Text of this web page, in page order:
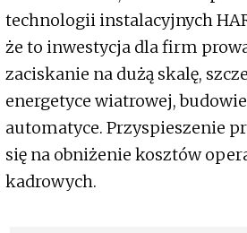
technologii instalacyjnych
że to inwestycja dla firm
zaciskanie na dużą skalę,
energetyce wiatrowej,
automatyce. Przyspieszenie
się na obniżenie kosztów
kadrowych.